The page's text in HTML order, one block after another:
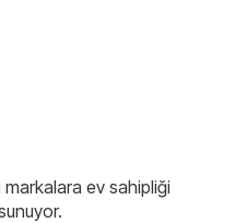
ev sahipliği